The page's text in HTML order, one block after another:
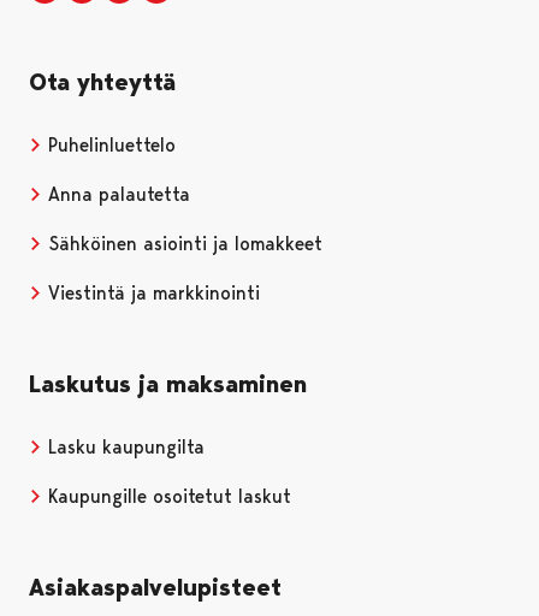
Ota yhteyttä
Puhelinluettelo
Anna palautetta
Sähköinen asiointi ja lomakkeet
Viestintä ja markkinointi
Laskutus ja maksaminen
Lasku kaupungilta
Kaupungille osoitetut laskut
Asiakaspalvelupisteet